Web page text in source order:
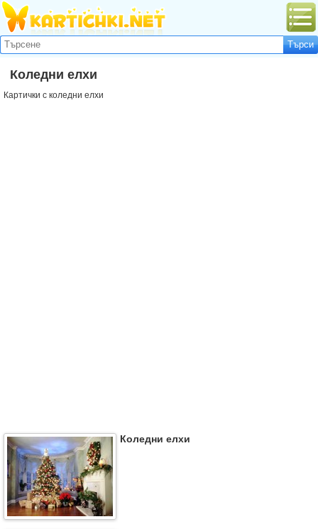
Коледни елхи
Картички с коледни елхи
Коледни елхи